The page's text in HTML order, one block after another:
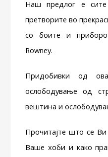
Наш предлог е
претворите во
со боите и
Rowney.
Придобивки од
ослободување од
вештина и
Прочитајте што се
Ваше хоби и како